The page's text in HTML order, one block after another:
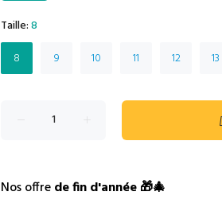
Taille:8
8
9 10 11 12 13
Nos offrede fin d'année 🎁🎄